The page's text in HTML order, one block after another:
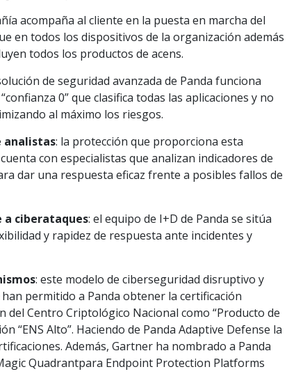
acompaña al cliente en la puesta en marcha del
en todos los dispositivos de la organización además
todos los productos de acens.
de seguridad avanzada de Panda funciona
0” que clasifica todas las aplicaciones y no
al máximo los riesgos.
analistas: la protección que proporciona esta
con especialistas que analizan indicadores de
dar una respuesta eficaz frente a posibles fallos de
a ciberataques: el equipo de I+D de Panda se sitúa
y rapidez de respuesta ante incidentes y
: este modelo de ciberseguridad disruptivo y
permitido a Panda obtener la certificación
del Centro Criptológico Nacional como “Producto de
“ENS Alto”. Haciendo de Panda Adaptive Defense la
Además, Gartner ha nombrado a Panda
Quadrantpara Endpoint Protection Platforms